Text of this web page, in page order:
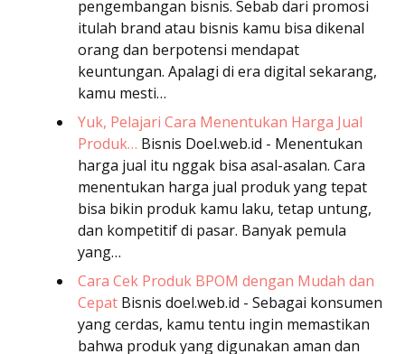
pengembangan bisnis. Sebab dari promosi
itulah brand atau bisnis kamu bisa dikenal
orang dan berpotensi mendapat
keuntungan. Apalagi di era digital sekarang,
kamu mesti…
Yuk, Pelajari Cara Menentukan Harga Jual
Produk… Bisnis Doel.web.id - Menentukan
harga jual itu nggak bisa asal-asalan. Cara
menentukan harga jual produk yang tepat
bisa bikin produk kamu laku, tetap untung,
dan kompetitif di pasar. Banyak pemula
yang…
Cara Cek Produk BPOM dengan Mudah dan
Cepat Bisnis doel.web.id - Sebagai konsumen
yang cerdas, kamu tentu ingin memastikan
bahwa produk yang digunakan aman dan